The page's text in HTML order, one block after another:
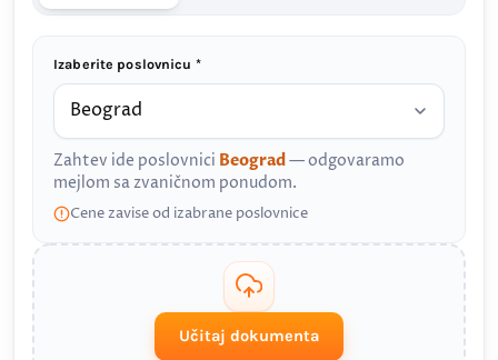
Izaberite poslovnicu *
Zahtev ide poslovnici Beograd— odgovaramo
mejlom sa zvaničnom ponudom.
Cene zavise od izabrane poslovnice
Učitaj dokumenta